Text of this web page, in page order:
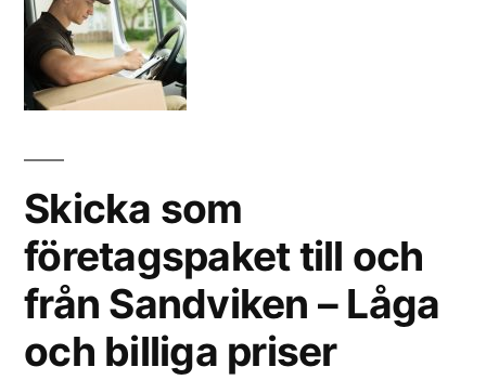
Skicka som
företagspaket till och
från Sandviken – Låga
och billiga priser